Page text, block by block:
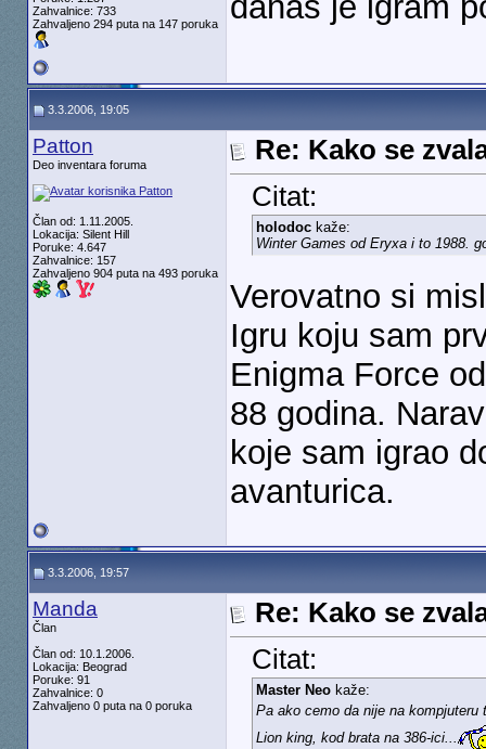
Zahvalnice: 733
Zahvaljeno 294 puta na 147 poruka
3.3.2006, 19:05
Patton
Deo inventara foruma
Član od: 1.11.2005.
Lokacija: Silent Hill
Poruke: 4.647
Zahvalnice: 157
Zahvaljeno 904 puta na 493 poruka
Re: Kako se
Citat:
holodockaže:
Winter Games od Eryxa i to 1988.
Verovatno si
Igru koju sam
Enigma Force
88 godina.
koje sam igrao
avanturica.
3.3.2006, 19:57
Manda
Član
Član od: 10.1.2006.
Lokacija: Beograd
Poruke: 91
Zahvalnice: 0
Zahvaljeno 0 puta na 0 poruka
Re: Kako se
Citat:
Master Neokaže:
Pa ako cemo da nije na kompjuteru
Lion king, kod brata na 386-ici...